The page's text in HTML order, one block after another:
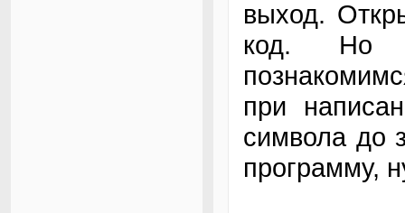
выход.
код. Но
при
символа до
программу,